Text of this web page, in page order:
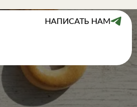
НАПИСАТЬ НАМ